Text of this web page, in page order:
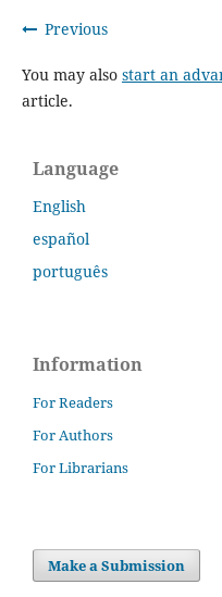
Previous
You may also start an
article.
Language
English
español
português
Information
For Readers
For Authors
For Librarians
Make a Submission